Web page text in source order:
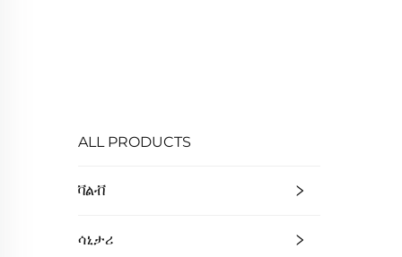
ALL PRODUCTS
ቫልቭ
ሳኒታሪ